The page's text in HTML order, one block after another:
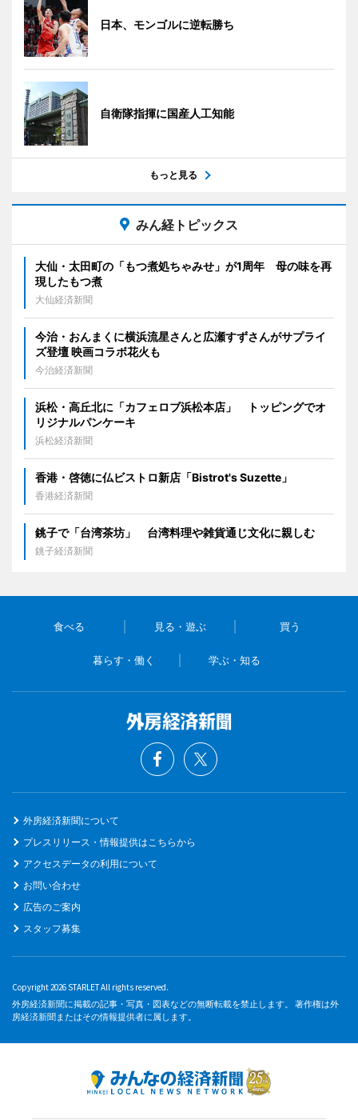
日本、モンゴルに逆転勝ち
自衛隊指揮に国産人工知能
もっと見る
みん経トピックス
大仙・太田町の「もつ煮処ちゃみせ」が1周年 母の味を再
現したもつ煮
大仙経済新聞
今治・おんまくに横浜流星さんと広瀬すずさんがサプライ
ズ登壇 映画コラボ花火も
今治経済新聞
浜松・高丘北に「カフェロブ浜松本店」 トッピングでオ
リジナルパンケーキ
浜松経済新聞
香港・啓徳に仏ビストロ新店「Bistrot's Suzette」
香港経済新聞
銚子で「台湾茶坊」 台湾料理や雑貨通じ文化に親しむ
銚子経済新聞
食べる 見る・遊ぶ 買う
暮らす・働く 学ぶ・知る
外房経済新聞について
プレスリリース・情報提供はこちらから
アクセスデータの利用について
お問い合わせ
広告のご案内
スタッフ募集
Copyright 2026 STARLET All rights reserved.
外房経済新聞に掲載の記事・写真・図表などの無断転載を禁止します。 著作権は外
房経済新聞またはその情報提供者に属します。